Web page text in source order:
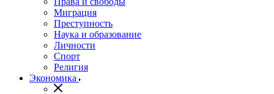
Миграция
Преступность
Наука и образование
Личности
Спорт
Религия
Экономика